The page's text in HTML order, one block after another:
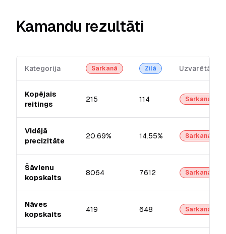
Kamandu rezultāti
Kategorija Sarkanā Zilā Uzvarētājs
Kopējais
reitings
215 114 Sarkanā
Vidējā
precizitāte
20.69% 14.55% Sarkanā
Šāvienu
kopskaits
8064 7612 Sarkanā
Nāves
kopskaits
419 648 Sarkanā